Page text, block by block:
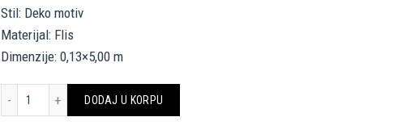
Stil: Deko motiv
Materijal: Flis
Dimenzije: 0,13×5,00 m
DODAJ U KORPU